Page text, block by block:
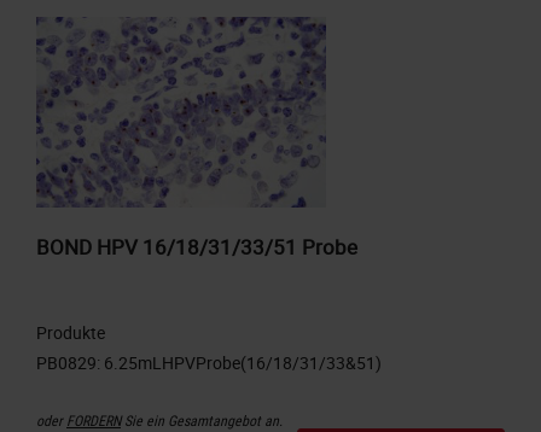
BOND HPV 16/18/31/33/51 Probe
Produkte
oderFORDERNSie ein Gesamtangebot an.